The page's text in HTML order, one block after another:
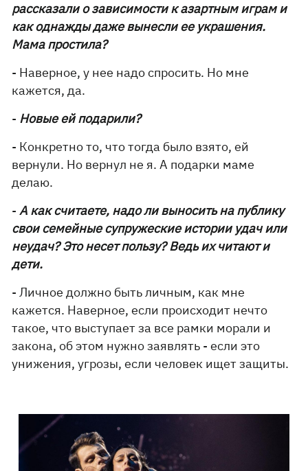
рассказали о зависимости к азартным играм и
как однажды даже вынесли ее украшения.
Мама простила?
- Наверное, у нее надо спросить. Но мне
кажется, да.
- Новые ей подарили?
- Конкретно то, что тогда было взято, ей
вернули. Но вернул не я. А подарки маме
делаю.
-А как считаете, надо ли выносить на публику
свои семейные супружеские истории удач или
неудач? Это несет пользу? Ведь их читают и
дети.
- Личное должно быть личным, как мне
кажется. Наверное, если происходит нечто
такое, что выступает за все рамки морали и
закона, об этом нужно заявлять - если это
унижения, угрозы, если человек ищет защиты.